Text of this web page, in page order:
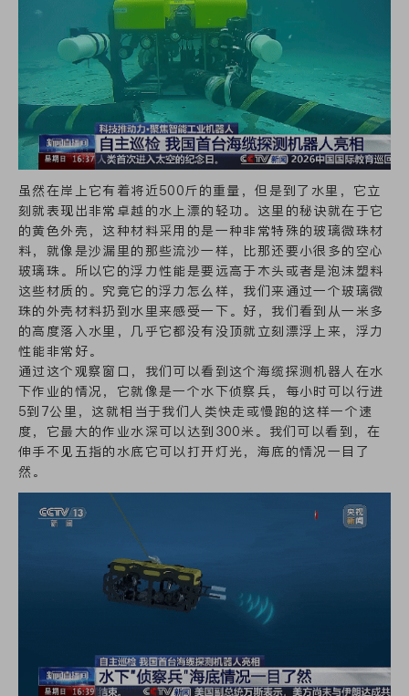
虽然在岸上它有着将近500斤的重量，但是到了水里，它立
刻就表现出非常卓越的水上漂的轻功。这里的秘诀就在于它
的黄色外壳，这种材料采用的是一种非常特殊的玻璃微珠材
料，就像是沙漏里的那些流沙一样，比那还要小很多的空心
玻璃珠。所以它的浮力性能是要远高于木头或者是泡沫塑料
这些材质的。究竟它的浮力怎么样，我们来通过一个玻璃微
珠的外壳材料扔到水里来感受一下。好，我们看到从一米多
的高度落入水里，几乎它都没有没顶就立刻漂浮上来，浮力
性能非常好。
通过这个观察窗口，我们可以看到这个海缆探测机器人在水
下作业的情况，它就像是一个水下侦察兵，每小时可以行进
5到7公里，这就相当于我们人类快走或慢跑的这样一个速
度，它最大的作业水深可以达到300米。我们可以看到，在
伸手不见五指的水底它可以打开灯光，海底的情况一目了
然。